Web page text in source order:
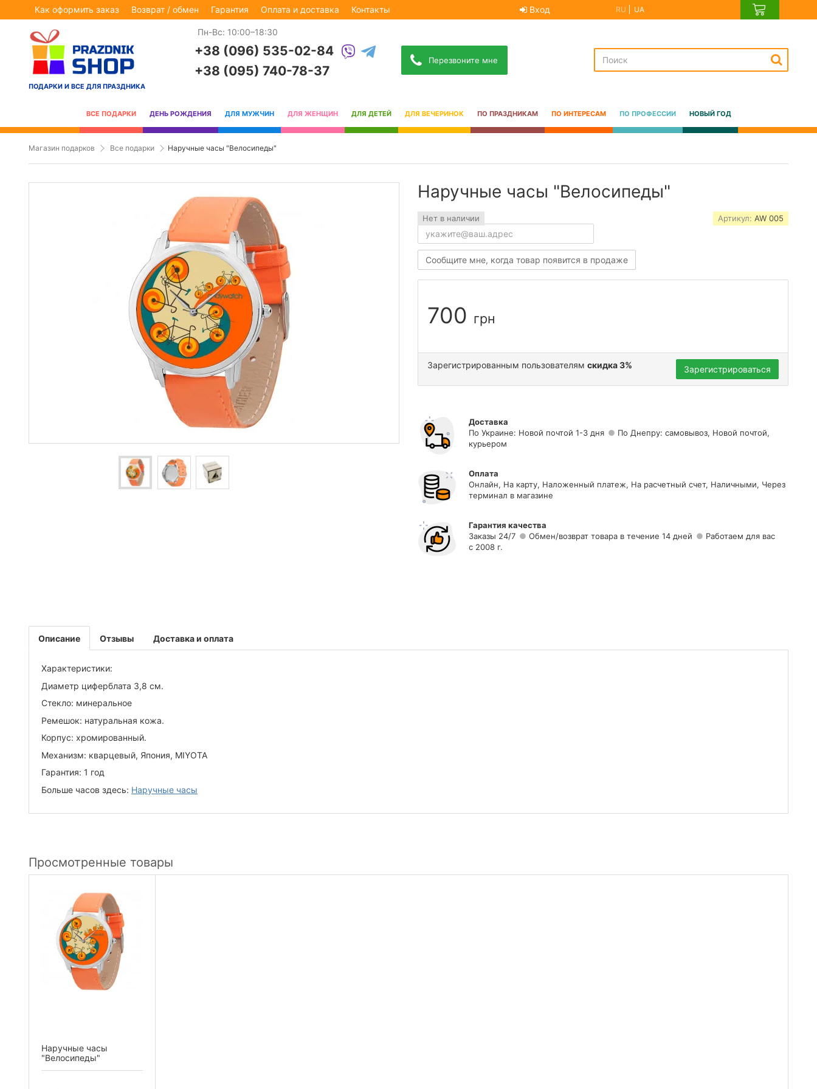
Как оформить заказ Возврат / обмен Гарантия Оплата и доставка Контакты Вход RU UA
ПОДАРКИ И ВСЕ ДЛЯ ПРАЗДНИКА
Пн-Вс: 10:00–18:30
+38 (096) 535-02-84
+38 (095) 740-78-37
Перезвоните мне
ВСЕ ПОДАРКИ ДЕНЬ РОЖДЕНИЯ ДЛЯ МУЖЧИН ДЛЯ ЖЕНЩИН ДЛЯ ДЕТЕЙ ДЛЯ ВЕЧЕРИНОК ПО ПРАЗДНИКАМ ПО ИНТЕРЕСАМ ПО ПРОФЕССИИ НОВЫЙ ГОД
Магазин подарков Все подарки Наручные часы "Велосипеды"
Наручные часы "Велосипеды"
Нет в наличии
Сообщите мне, когда товар появится в продаже
Артикул:AW 005
700 грн
Зарегистрированным пользователям скидка 3% Зарегистрироваться
Доставка
По Украине: Новой почтой 1-3 дня
По Днепру: самовывоз, Новой почтой,
курьером
Оплата
Онлайн, На карту, Наложенный платеж, На расчетный счет, Наличными, Через
терминал в магазине
Гарантия качества
Заказы 24/7
Обмен/возврат товара в течение 14 дней
Работаем для вас
с 2008 г.
Описание
Характеристики:
Диаметр циферблата 3,8 см.
Стекло: минеральное
Ремешок: натуральная кожа.
Корпус: хромированный.
Механизм: кварцевый, Япония, MIYOTA
Гарантия: 1 год
Больше часов здесь: Наручные часы
Отзывы Доставка и оплата
Просмотренные товары
Наручные часы
"Велосипеды"